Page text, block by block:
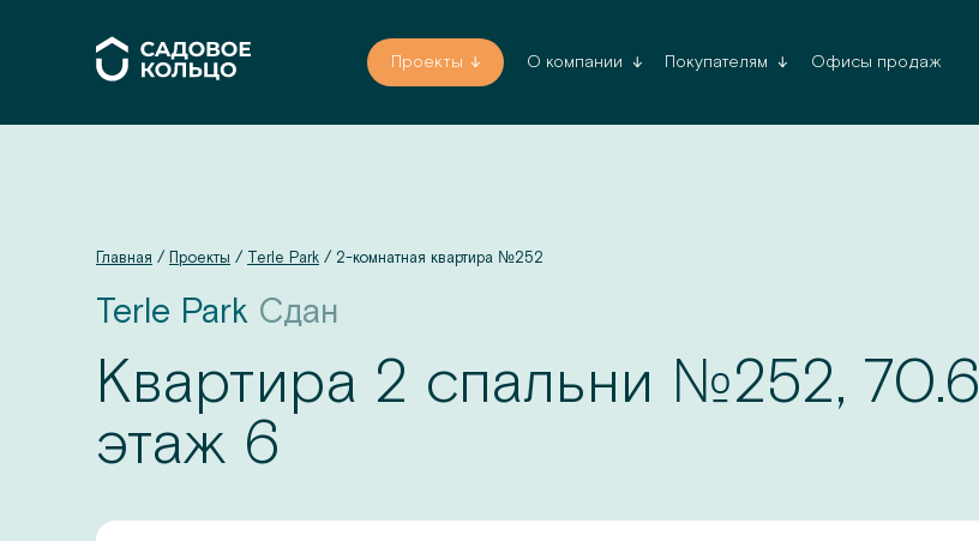
Проекты О компании Покупателям Офисы продаж
Главная / Проекты / Terle Park / 2-комнатная квартира №252
Terle Park Сдан
Квартира 2 спальни №252, 70.6
этаж 6